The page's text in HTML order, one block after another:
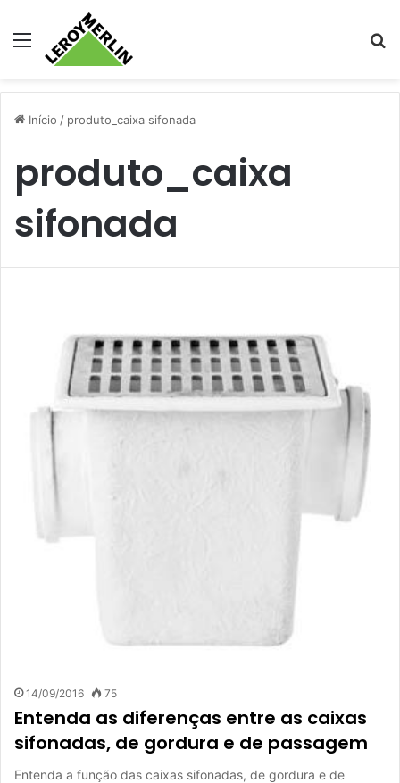
Menu
Início / produto_caixa sifonada
produto_caixa
sifonada
14/09/2016 75
Entenda as diferenças entre as caixas
sifonadas, de gordura e de passagem
Entenda a função das caixas sifonadas, de gordura e de